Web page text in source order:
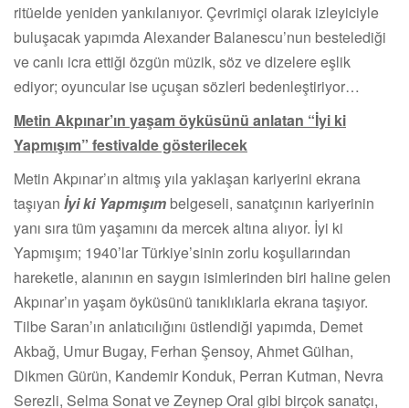
ritüelde yeniden yankılanıyor. Çevrimiçi olarak izleyiciyle
buluşacak yapımda Alexander Balanescu’nun bestelediği
ve canlı icra ettiği özgün müzik, söz ve dizelere eşlik
ediyor; oyuncular ise uçuşan sözleri bedenleştiriyor…
Metin Akpınar’ın yaşam öyküsünü anlatan “İyi ki
Yapmışım” festivalde gösterilecek
Metin Akpınar’ın altmış yıla yaklaşan kariyerini ekrana
taşıyan İyi ki Yapmışım belgeseli, sanatçının kariyerinin
yanı sıra tüm yaşamını da mercek altına alıyor. İyi ki
Yapmışım; 1940’lar Türkiye’sinin zorlu koşullarından
hareketle, alanının en saygın isimlerinden biri haline gelen
Akpınar’ın yaşam öyküsünü tanıklıklarla ekrana taşıyor.
Tilbe Saran’ın anlatıcılığını üstlendiği yapımda, Demet
Akbağ, Umur Bugay, Ferhan Şensoy, Ahmet Gülhan,
Dikmen Gürün, Kandemir Konduk, Perran Kutman, Nevra
Serezli, Selma Sonat ve Zeynep Oral gibi birçok sanatçı,